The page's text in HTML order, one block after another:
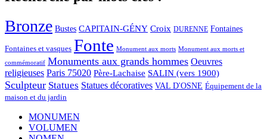
Bronze Bustes CAPITAIN-GÉNY Croix DURENNE Fontaines
Fontaines et vasques Fonte Monument aux morts Monument aux morts et
commémoratif Monuments aux grands hommes Oeuvres
religieuses Paris 75020 Père-Lachaise SALIN (vers 1900)
Sculpteur Statues Statues décoratives VAL D'OSNE Équipement de la
maison et du jardin
MONUMEN
VOLUMEN